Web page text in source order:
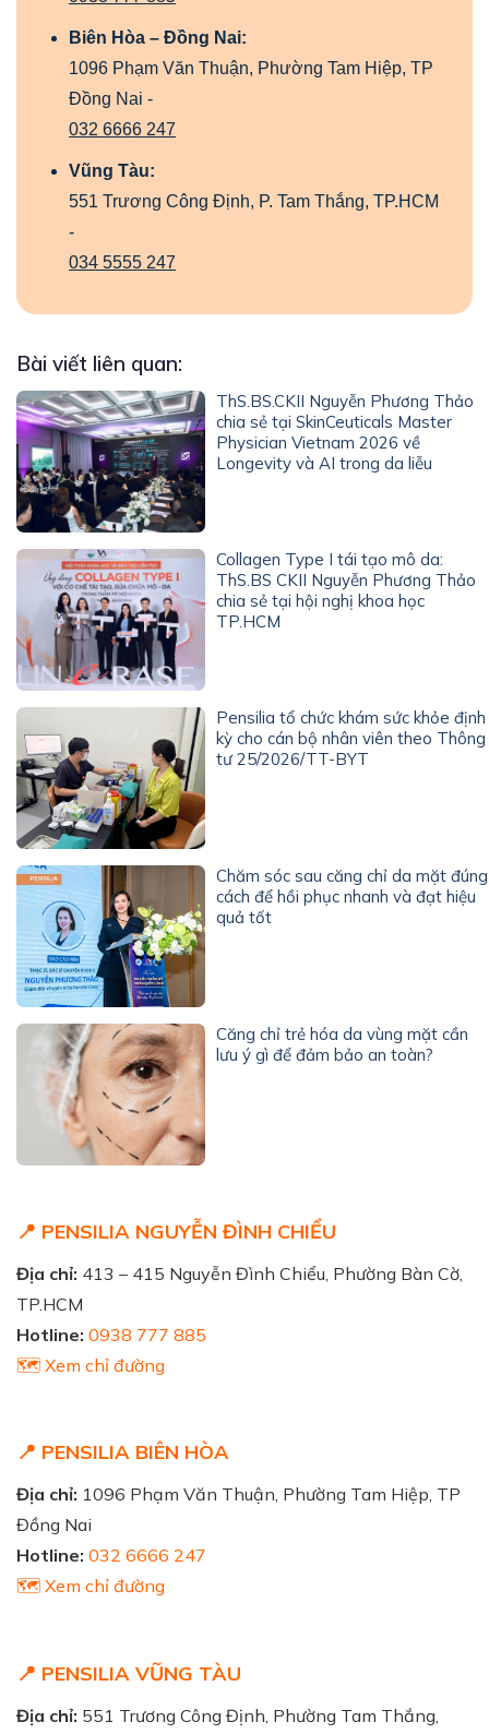
Biên Hòa – Đồng Nai:
1096 Phạm Văn Thuận, Phường Tam Hiệp, TP
Đồng Nai -
032 6666 247
Vũng Tàu:
551 Trương Công Định, P. Tam Thắng, TP.HCM
-
034 5555 247
Bài viết liên quan:
ThS.BS.CKII Nguyễn Phương Thảo
chia sẻ tại SkinCeuticals Master
Physician Vietnam 2026 về
Longevity và AI trong da liễu
Collagen Type I tái tạo mô da:
ThS.BS CKII Nguyễn Phương Thảo
chia sẻ tại hội nghị khoa học
TP.HCM
Pensilia tổ chức khám sức khỏe định
kỳ cho cán bộ nhân viên theo Thông
tư 25/2026/TT-BYT
Chăm sóc sau căng chỉ da mặt đúng
cách để hồi phục nhanh và đạt hiệu
quả tốt
Căng chỉ trẻ hóa da vùng mặt cần
lưu ý gì để đảm bảo an toàn?
📍 PENSILIA NGUYỄN ĐÌNH CHIỂU
Địa chỉ: 413 – 415 Nguyễn Đình Chiểu, Phường Bàn Cờ,
TP.HCM
Hotline: 0938 777 885
🗺️ Xem chỉ đường
📍 PENSILIA BIÊN HÒA
Địa chỉ: 1096 Phạm Văn Thuận, Phường Tam Hiệp, TP
Đồng Nai
Hotline: 032 6666 247
🗺️ Xem chỉ đường
📍 PENSILIA VŨNG TÀU
Địa chỉ: 551 Trương Công Định, Phường Tam Thắng,